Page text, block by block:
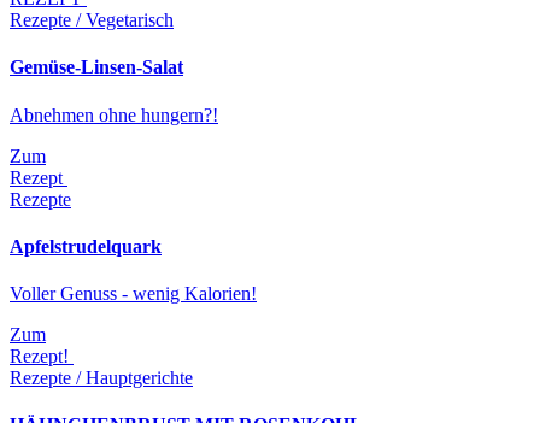
Rezepte / Vegetarisch
Gemüse-Linsen-Salat
Abnehmen ohne hungern?!
Zum
Rezept
Rezepte
Apfelstrudelquark
Voller Genuss - wenig Kalorien!
Zum
Rezept!
Rezepte / Hauptgerichte